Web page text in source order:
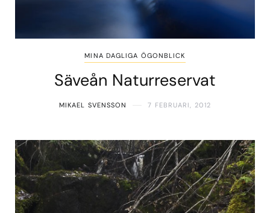
MINA DAGLIGA ÖGONBLICK
Säveån Naturreservat
MIKAEL SVENSSON 7 FEBRUARI, 2012